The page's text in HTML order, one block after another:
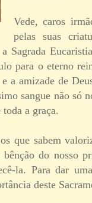
Vede, caros
pelas suas
Sagrada
para o eterno
a amizade de
sangue não só
a graça.
que sabem
bênção do nosso
la. Para dar
deste